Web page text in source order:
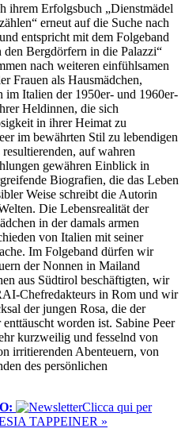
ihrem Erfolgsbuch „Dienstmädel
erneut auf die Suche nach
entspricht mit dem Folgeband
Bergdörfern in die Palazzi“
nach weiteren einfühlsamen
Frauen als Hausmädchen,
im Italien der 1950er- und 1960er-
Heldinnen, die sich
in ihrer Heimat zu
im bewährten Stil zu lebendigen
auf wahren
gewähren Einblick in
Biografien, die das Leben
Weise schreibt die Autorin
Die Lebensrealität der
in der damals armen
von Italien mit seiner
Im Folgeband dürfen wir
der Nonnen in Mailand
aus Südtirol beschäftigten, wir
Chefredakteurs in Rom und wir
der jungen Rosa, die der
worden ist. Sabine Peer
kurzweilig und fesselnd von
irritierenden Abenteuern, von
des persönlichen
​Clicca qui per
TAPPEINER »